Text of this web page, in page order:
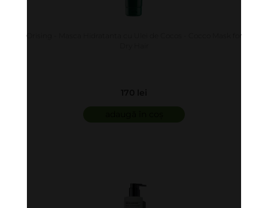
Orising - Masca Hidratanta cu Ulei de Cocos - Cocco Mask for